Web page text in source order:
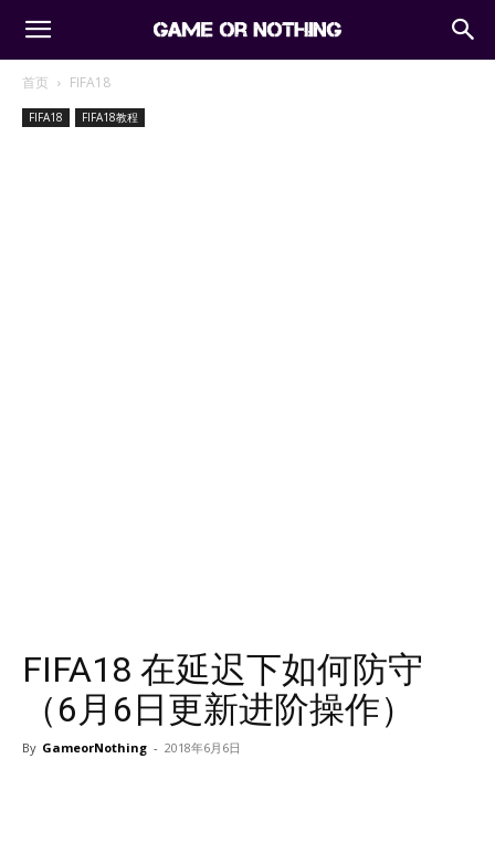
首页 FIFA18
FIFA18 FIFA18教程
FIFA18 在延迟下如何防守
（6月6日更新进阶操作）
By GameorNothing - 2018年6月6日